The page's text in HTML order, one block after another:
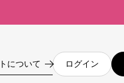
について ログイン